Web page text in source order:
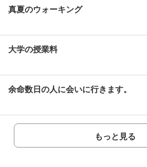
真夏のウォーキング
大学の授業料
余命数日の人に会いに行きます。
もっと見る